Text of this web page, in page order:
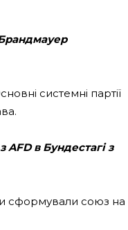
системні партії
в Бундестагі з
сформували союз на